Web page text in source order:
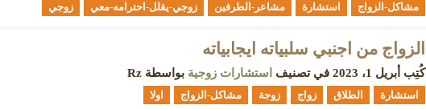
مشاكل-الزواج استشارة مشاعر-الطرفين زوجي-يقلل-احترامه-معي زوجي
الزواج من اجنبي سلبياته ايجابياته
كُتِب أبريل 1، 2023 في تصنيف استشارات زوجية بواسطة Rz
استشارة الطلاق زواج زوجة مشاكل-الزواج اولا